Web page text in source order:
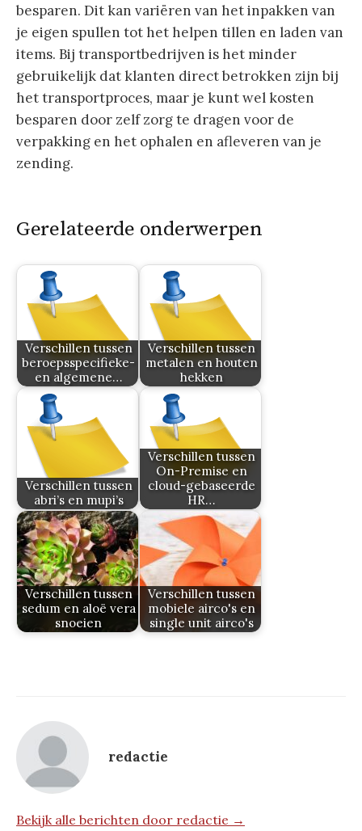
besparen. Dit kan variëren van het inpakken van
je eigen spullen tot het helpen tillen en laden van
items. Bij transportbedrijven is het minder
gebruikelijk dat klanten direct betrokken zijn bij
het transportproces, maar je kunt wel kosten
besparen door zelf zorg te dragen voor de
verpakking en het ophalen en afleveren van je
zending.
Gerelateerde onderwerpen
Verschillen tussen
beroepsspecifieke-
en algemene…
Verschillen tussen
metalen en houten
hekken
Verschillen tussen
abri’s en mupi’s
Verschillen tussen
On-Premise en
cloud-gebaseerde
HR…
Verschillen tussen
sedum en aloë vera
snoeien
Verschillen tussen
mobiele airco's en
single unit airco's
redactie
Bekijk alle berichten door redactie →